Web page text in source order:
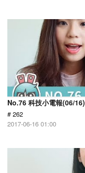
No.76 科技小電報(06/16)
# 262
2017-06-16 01:00